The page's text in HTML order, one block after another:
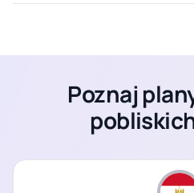
Poznaj